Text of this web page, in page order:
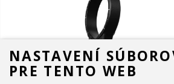
NASTAVENÍ
PRE TENTO WEB